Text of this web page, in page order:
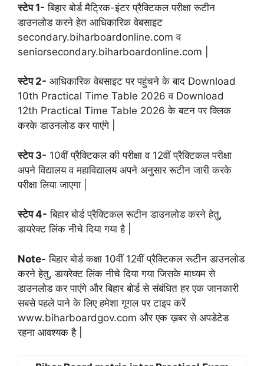
स्टेप 1- बिहार बोर्ड मैट्रिक-इंटर प्रैक्टिकल परीक्षा रूटीन
डाउनलोड करने हेत आधिकारिक वेबसाइट
secondary.biharboardonline.com व
seniorsecondary.biharboardonline.com |
स्टेप 2- आधिकारिक वेबसाइट पर पहुंचने के बाद Download
10th Practical Time Table 2026 व Download
12th Practical Time Table 2026 के बटन पर क्लिक
करके डाउनलोड कर पाएंगे |
स्टेप 3- 10वीं प्रैक्टिकल की परीक्षा व 12वीं प्रैक्टिकल परीक्षा
अपने विद्यालय व महाविद्यालय अपने अनुसार रूटीन जारी करके
परीक्षा लिया जाएगा |
स्टेप 4- बिहार बोर्ड प्रैक्टिकल रूटीन डाउनलोड करने हेतु,
डायरेक्ट लिंक नीचे दिया गया है |
Note- बिहार बोर्ड कक्षा 10वीं 12वीं प्रैक्टिकल रूटीन डाउनलोड
करने हेतु, डायरेक्ट लिंक नीचे दिया गया जिसके माध्यम से
डाउनलोड कर पाएंगे और बिहार बोर्ड से संबंधित हर एक जानकारी
सबसे पहले पाने के लिए हमेशा गूगल पर टाइप करें
www.biharboardgov.com और एक ख़बर से अपडेटेड
रहना आवश्यक है |